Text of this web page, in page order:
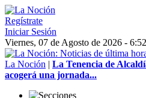
Regístrate
Iniciar Sesión
Viernes, 07 de Agosto de 2026 -
La Noción | La Tenencia de
acogerá una jornada...